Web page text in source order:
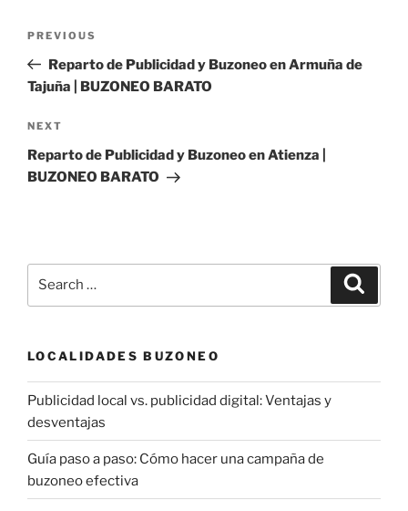
Previous
Post
PREVIOUS
Reparto de Publicidad y Buzoneo en Armuña de
Tajuña | BUZONEO BARATO
Next
Post
NEXT
Reparto de Publicidad y Buzoneo en Atienza |
BUZONEO BARATO
LOCALIDADES BUZONEO
Publicidad local vs. publicidad digital: Ventajas y
desventajas
Guía paso a paso: Cómo hacer una campaña de
buzoneo efectiva